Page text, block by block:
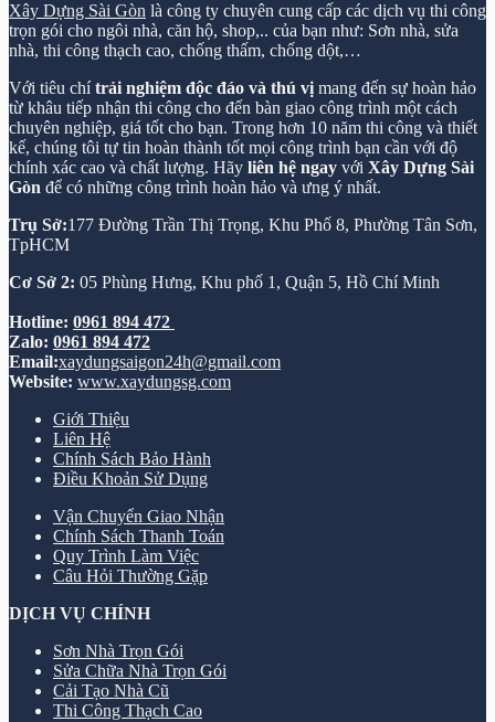
Xây Dựng Sài Gòn là công ty chuyên cung cấp các dịch vụ thi công
trọn gói cho ngôi nhà, căn hộ, shop,.. của bạn như: Sơn nhà, sửa
nhà, thi công thạch cao, chống thấm, chống dột,…
Với tiêu chítrải nghiệm độc đáo và thú vị mang đến sự hoàn hảo
từ khâu tiếp nhận thi công cho đến bàn giao công trình một cách
chuyên nghiệp, giá tốt cho bạn. Trong hơn 10 năm thi công và thiết
kế, chúng tôi tự tin hoàn thành tốt mọi công trình bạn cần với độ
chính xác cao và chất lượng. Hãy liên hệ ngay với Xây Dựng Sài
Gòn để có những công trình hoàn hảo và ưng ý nhất.
Trụ Sở:177 Đường Trần Thị Trọng, Khu Phố 8, Phường Tân Sơn,
TpHCM
Cơ Sở 2: 05 Phùng Hưng, Khu phố 1, Quận 5, Hồ Chí Minh
Hotline: 0961 894 472
Zalo: 0961 894 472
Email:xaydungsaigon24h@gmail.com
Website: www.xaydungsg.com
Giới Thiệu
Liên Hệ
Chính Sách Bảo Hành
Điều Khoản Sử Dụng
Vận Chuyển Giao Nhận
Chính Sách Thanh Toán
Quy Trình Làm Việc
Câu Hỏi Thường Gặp
DỊCH VỤ CHÍNH
Sơn Nhà Trọn Gói
Sửa Chữa Nhà Trọn Gói
Cải Tạo Nhà Cũ
Thi Công Thạch Cao